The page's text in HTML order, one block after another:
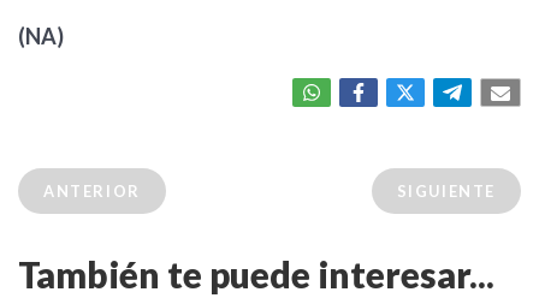
(NA)
ANTERIOR SIGUIENTE
También te puede interesar...